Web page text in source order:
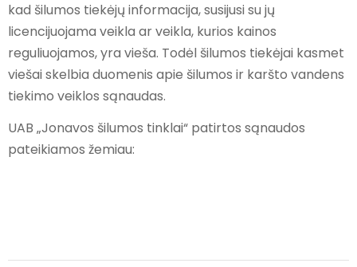
kad šilumos tiekėjų informacija, susijusi su jų
licencijuojama veikla ar veikla, kurios kainos
reguliuojamos, yra vieša. Todėl šilumos tiekėjai kasmet
viešai skelbia duomenis apie šilumos ir karšto vandens
tiekimo veiklos sąnaudas.
UAB „Jonavos šilumos tinklai“ patirtos sąnaudos
pateikiamos žemiau: